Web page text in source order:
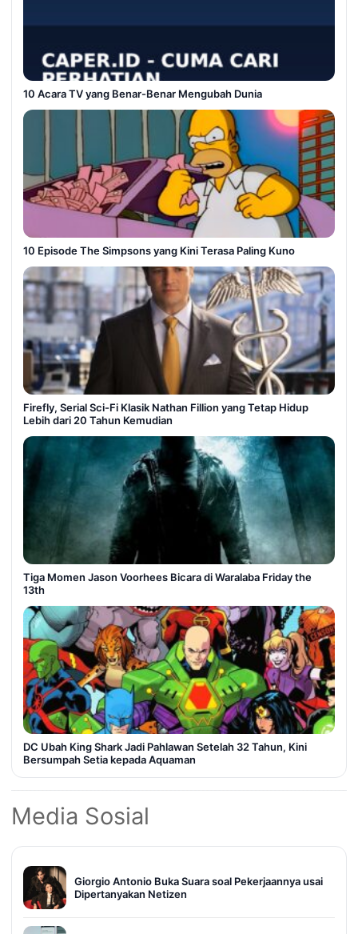
10 Acara TV yang Benar-Benar Mengubah Dunia
10 Episode The Simpsons yang Kini Terasa Paling Kuno
Firefly, Serial Sci-Fi Klasik Nathan Fillion yang Tetap Hidup
Lebih dari 20 Tahun Kemudian
Tiga Momen Jason Voorhees Bicara di Waralaba Friday the
13th
DC Ubah King Shark Jadi Pahlawan Setelah 32 Tahun, Kini
Bersumpah Setia kepada Aquaman
Media Sosial
Giorgio Antonio Buka Suara soal Pekerjaannya usai
Dipertanyakan Netizen